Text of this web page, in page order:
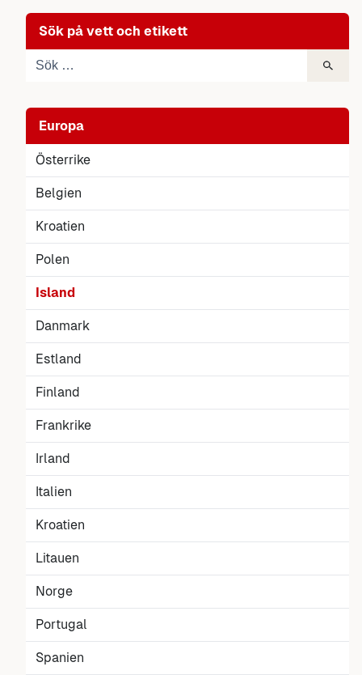
Sök på vett och etikett
Europa
Österrike
Belgien
Kroatien
Polen
Island
Danmark
Estland
Finland
Frankrike
Irland
Italien
Kroatien
Litauen
Norge
Portugal
Spanien